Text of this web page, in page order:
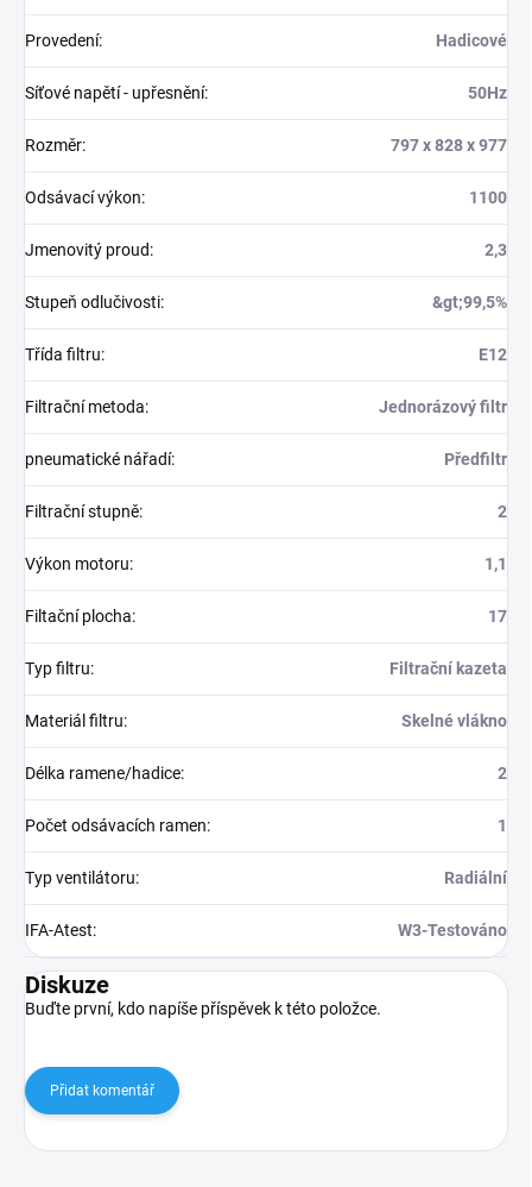
Provedení: Hadicové
Síťové napětí - upřesnění: 50Hz
Rozměr: 797 x 828 x 977
Odsávací výkon: 1100
Jmenovitý proud: 2,3
Stupeň odlučivosti: &gt;99,5%
Třída filtru: E12
Filtrační metoda: Jednorázový filtr
pneumatické nářadí: Předfiltr
Filtrační stupně: 2
Výkon motoru: 1,1
Filtační plocha: 17
Typ filtru: Filtrační kazeta
Materiál filtru: Skelné vlákno
Délka ramene/hadice: 2
Počet odsávacích ramen: 1
Typ ventilátoru: Radiální
IFA-Atest: W3-Testováno
Diskuze
Buďte první, kdo napíše příspěvek k této položce.
Přidat komentář